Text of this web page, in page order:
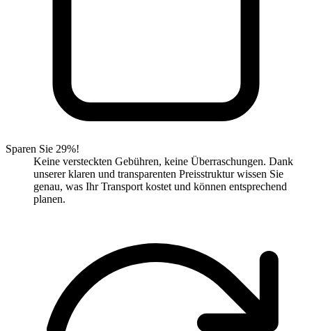
Sparen Sie 29%!
Keine versteckten Gebühren, keine Überraschungen. Dank
unserer klaren und transparenten Preisstruktur wissen Sie
genau, was Ihr Transport kostet und können entsprechend
planen.